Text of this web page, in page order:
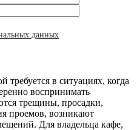
данных
требуется в ситуациях, когда
воспринимать
трещины, просадки,
проемов, возникают
Для владельца кафе,